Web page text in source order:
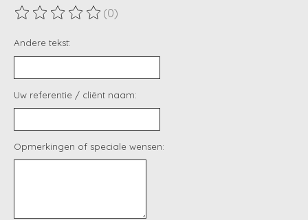
De beoordeling van dit product is
(0)
Andere tekst:
Uw referentie / cliënt naam:
Opmerkingen of speciale wensen: